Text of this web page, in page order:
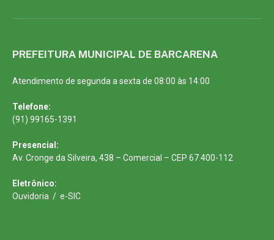
PREFEITURA MUNICIPAL DE BARCARENA
Atendimento de segunda a sexta de 08:00 às 14:00
Telefone:
(91) 99165-1391
Presencial:
Av. Cronge da Silveira, 438 – Comercial – CEP 67.400-112
Eletrônico:
Ouvidoria / e-SIC